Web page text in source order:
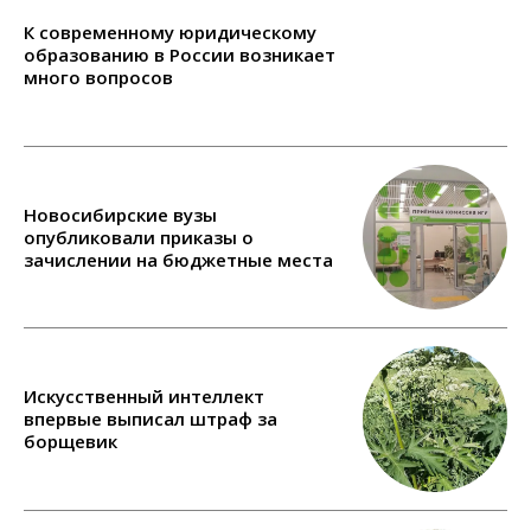
К современному юридическому
образованию в России возникает
много вопросов
Новосибирские вузы
опубликовали приказы о
зачислении на бюджетные места
Искусственный интеллект
впервые выписал штраф за
борщевик